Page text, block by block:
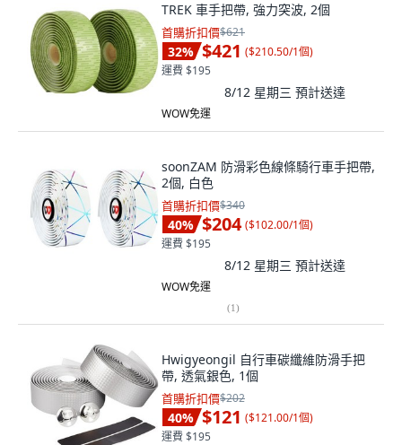
TREK 車手把帶, 強力突波, 2個
首購折扣價$621
32% $421 ($210.50/1個)
運費 $195
8/12 星期三 預計送達
WOW免運
soonZAM 防滑彩色線條騎行車手把帶,
2個, 白色
首購折扣價$340
40% $204 ($102.00/1個)
運費 $195
8/12 星期三 預計送達
WOW免運
(1)
Hwigyeongil 自行車碳纖維防滑手把
帶, 透氣銀色, 1個
首購折扣價$202
40% $121 ($121.00/1個)
運費 $195